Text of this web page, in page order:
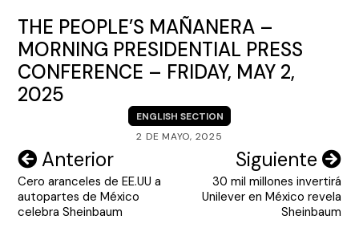
THE PEOPLE’S MAÑANERA –
MORNING PRESIDENTIAL PRESS
CONFERENCE – FRIDAY, MAY 2,
2025
ENGLISH SECTION
2 DE MAYO, 2025
Navegación
de
entradas
Anterior
Cero aranceles de EE.UU a
autopartes de México
celebra Sheinbaum
Siguiente
30 mil millones invertirá
Unilever en México revela
Sheinbaum